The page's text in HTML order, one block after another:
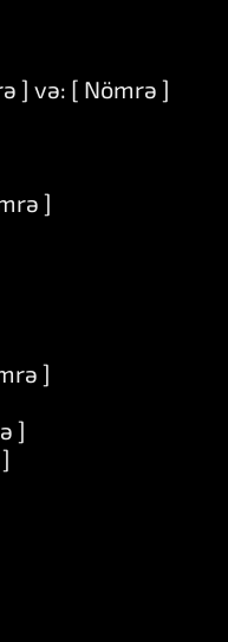
] və: [ Nömrə ]
]
]
]